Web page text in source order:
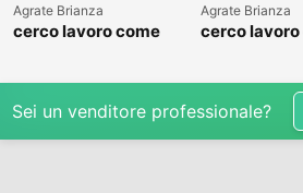
Agrate Brianza
cerco lavoro come
Agrate Brianza
cerco lavoro
Sei un venditore professionale?